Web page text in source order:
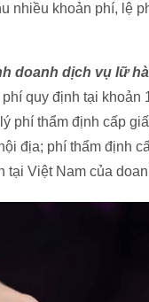
nhiều khoản phí, lệ
doanh dịch vụ lữ
quy định tại
phí thẩm định cấp
địa; phí thẩm định
tại Việt Nam của